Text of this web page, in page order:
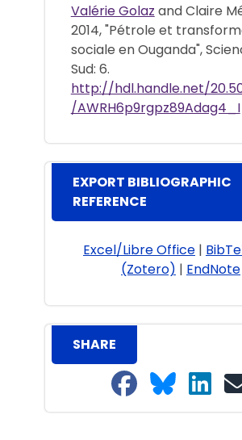
Valérie Golaz and Claire
2014, "Pétrole et
sociale en Ouganda",
Sud: 6.
http://hdl.handle.net/
/AWRH6p9rgpz89Adag4_I
EXPORT BIBLIOGRAPHIC
REFERENCE
Excel/Libre Office |
(Zotero) | EndNote
SHARE
Share onShare on